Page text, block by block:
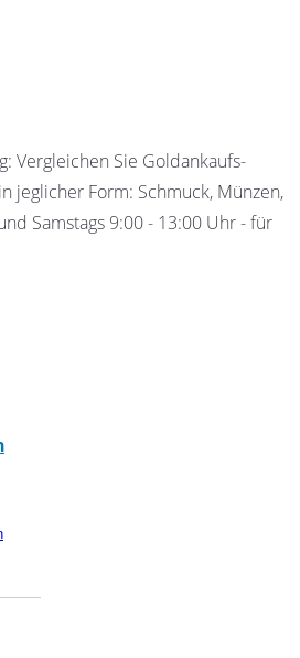
Vergleichen Sie Goldankaufs-
jeglicher Form: Schmuck, Münzen,
Samstags 9:00 - 13:00 Uhr - für